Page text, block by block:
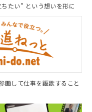
たい” という想いを形に
画して仕事を謳歌すること